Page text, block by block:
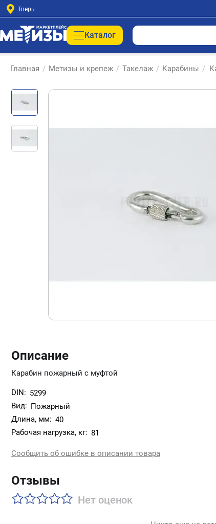
Тверь
Каталог
Главная / Метизы и крепеж / Такелаж / Карабины /
Описание
Карабин пожарный с муфтой
DIN: 5299
Вид: Пожарный
Длина, мм: 40
Рабочая нагрузка, кг: 81
Сообщить об ошибке в описании товара
Отзывы
Нет оценок